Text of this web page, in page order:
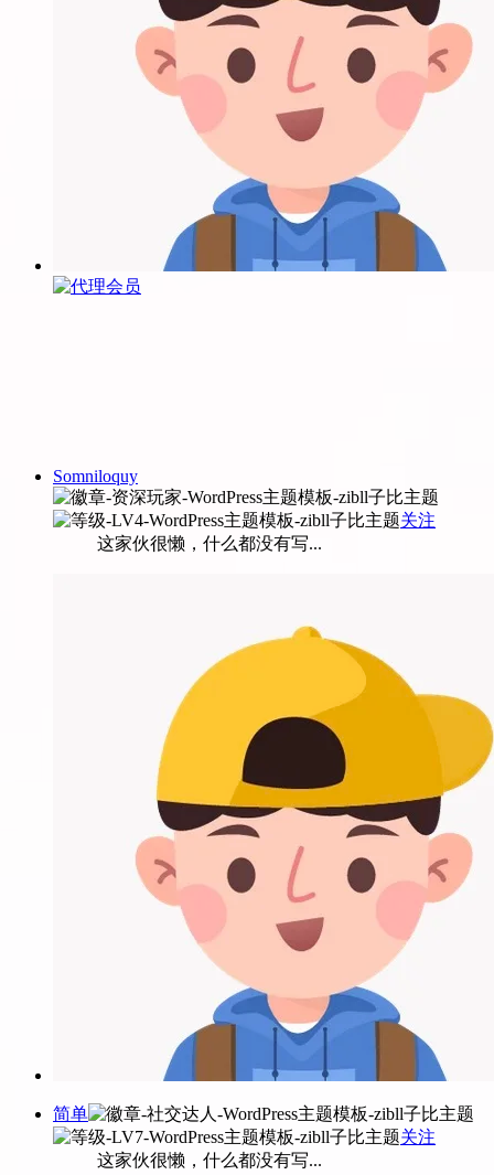
Somniloquy
关注
这家伙很懒，什么都没有写...
简单
关注
这家伙很懒，什么都没有写...